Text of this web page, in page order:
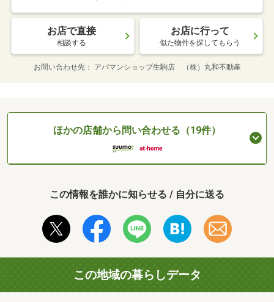
お店で直接
相談する
お店に行って
似た物件を探してもらう
お問い合わせ先 アパマンショップ生駒店 （株）丸和不動産
ほかの店舗から問い合わせる（19件）
この情報を誰かに知らせる / 自分に送る
この地域の暮らしデータ